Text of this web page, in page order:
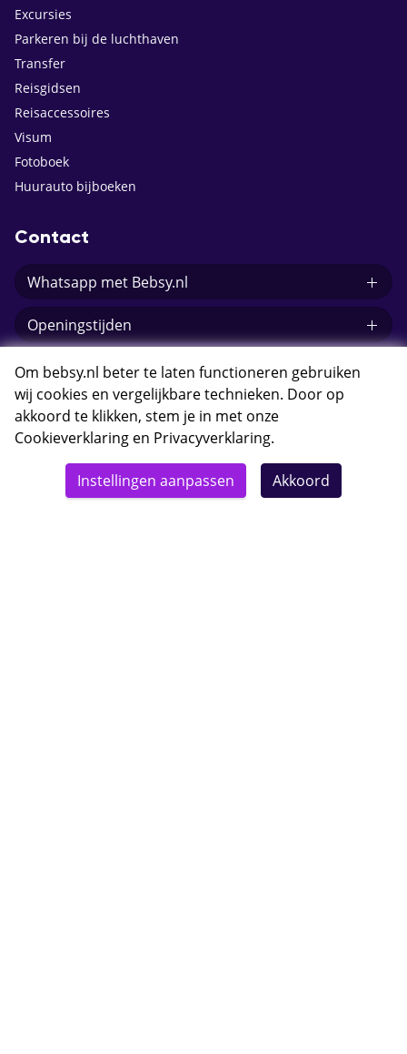
Excursies
Parkeren bij de luchthaven
Transfer
Reisgidsen
Reisaccessoires
Visum
Fotoboek
Huurauto bijboeken
Contact
Whatsapp met Bebsy.nl
Openingstijden
E-mail Bebsy.nl
© 2026 Bebsy.nl
Om bebsy.nl beter te laten functioneren gebruiken
wij cookies en vergelijkbare technieken. Door op
akkoord te klikken, stem je in met onze
Cookieverklaring en Privacyverklaring.
Instellingen aanpassen Akkoord